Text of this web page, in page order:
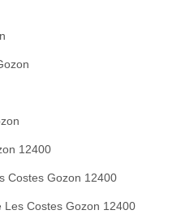
12400
Costes Gozon 12400
Costes Gozon 12400